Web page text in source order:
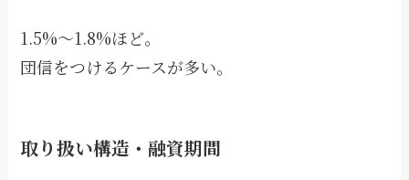
1.5%〜1.8%ほど。
団信をつけるケースが多い。
取り扱い構造・融資期間